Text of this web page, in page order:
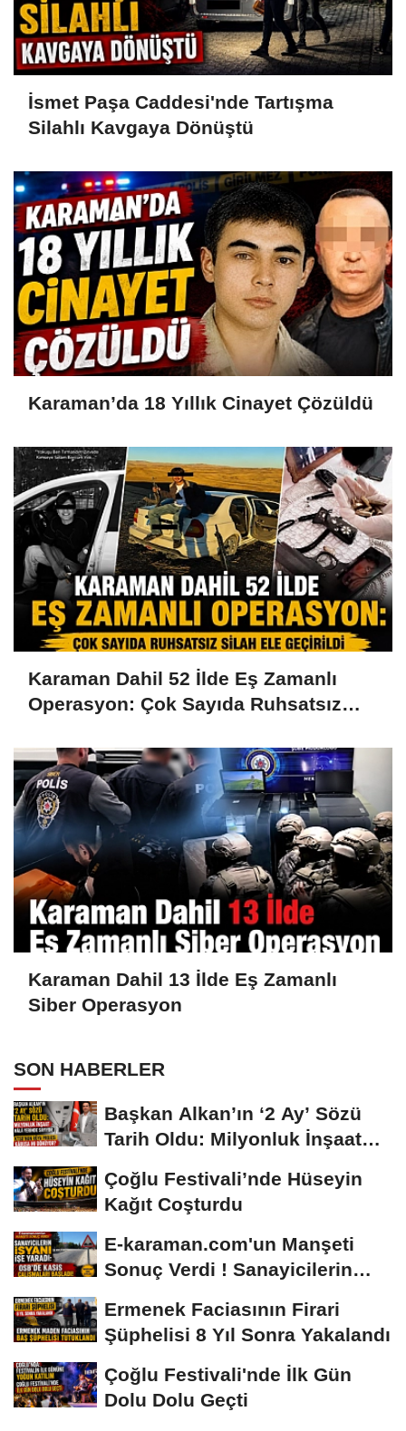
İsmet Paşa Caddesi'nde Tartışma
Silahlı Kavgaya Dönüştü
Karaman’da 18 Yıllık Cinayet Çözüldü
Karaman Dahil 52 İlde Eş Zamanlı
Operasyon: Çok Sayıda Ruhsatsız
Karaman Dahil 13 İlde Eş Zamanlı
Siber Operasyon
SON HABERLER
Başkan Alkan’ın ‘2 Ay’ Sözü
Tarih Oldu: Milyonluk İnşaat
Çoğlu Festivali’nde Hüseyin
Kağıt Coşturdu
E-karaman.com'un Manşeti
Sonuç Verdi ! Sanayicilerin
Ermenek Faciasının Firari
Şüphelisi 8 Yıl Sonra Yakalandı
Çoğlu Festivali'nde İlk Gün
Dolu Dolu Geçti